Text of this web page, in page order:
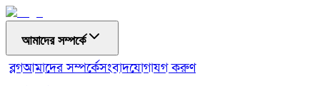
আমাদের সম্পর্কে
ব্লগআমাদের সম্পর্কেসংবাদযোগাযগ করুণ